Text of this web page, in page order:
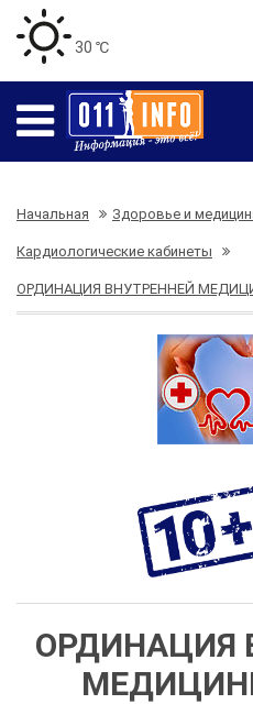
30 ℃
Начальная Здоровье и
Кардиологические кабинеты
ОРДИНАЦИЯ ВНУТРЕННЕЙ
ОРДИНАЦИЯ